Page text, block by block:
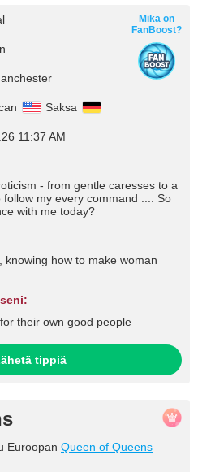
Saksa
11:37 AM
Mikä on
FanBoost?
- from gentle caresses to a
my every command .... So
with me today?
knowing how to make woman
their own good people
tippiä
Euroopan Queen of Queens